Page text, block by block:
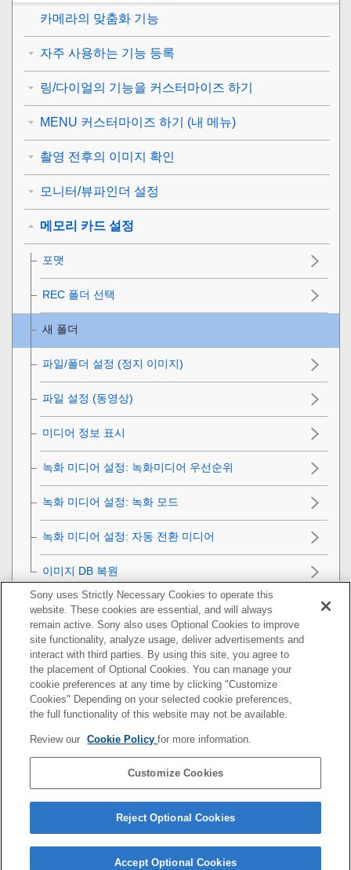
카메라의 맞춤화 기능
자주 사용하는 기능 등록
링/다이얼의 기능을 커스터마이즈 하기
MENU 커스터마이즈 하기 (내 메뉴)
촬영 전후의 이미지 확인
모니터/뷰파인더 설정
메모리 카드 설정
포맷
REC 폴더 선택
새 폴더
파일/폴더 설정 (정지 이미지)
파일 설정 (동영상)
미디어 정보 표시
녹화 미디어 설정: 녹화미디어 우선순위
녹화 미디어 설정: 녹화 모드
녹화 미디어 설정: 자동 전환 미디어
이미지 DB 복원
카메라 설정
카메라 초기화
네트워크 기능 사용하기
컴퓨터 사용하기
MENU 항목 목록
사전 주의 사항/본 제품
문제가 발생했을 때는
Sony uses Strictly Necessary Cookies to operate this
website. These cookies are essential, and will always
remain active. Sony also uses Optional Cookies to improve
site functionality, analyze usage, deliver advertisements and
interact with third parties. By using this site, you agree to
the placement of Optional Cookies. You can manage your
cookie preferences at any time by clicking "Customize
Cookies" Depending on your selected cookie preferences,
the full functionality of this website may not be available.
Review our Cookie Policyfor more information.
Customize Cookies
Reject Optional Cookies
Accept Optional Cookies